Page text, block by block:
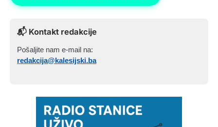
📬 Kontakt redakcije
Pošaljite nam e-mail na:
redakcija@kalesijski.ba